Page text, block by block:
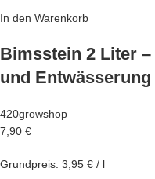
In den Warenkorb
Bimsstein 2 Liter
und Entwässerung
420growshop
7,90 €
Grundpreis: 3,95 € / l